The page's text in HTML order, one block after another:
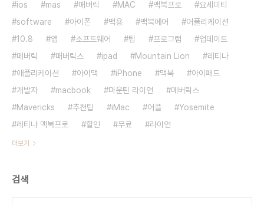
ios mas 매버릭 MAC 맥북프로
요세미티
software
아이폰 맥용 맥북에어
어플리케이션
10.8
앱 소프트웨어 팁 프로그램
업데이트
메버릭
매버릭스 ipad Mountain Lion
레티나
애플리케이션
아이맥 iPhone 맥북
아이패드
개발자
macbook 마운틴 라이언
메버릭스
Mavericks
추천팁 iMac 어플
Yosemite
레티나 맥북프로
할인 무료 라이언
더보기
검색